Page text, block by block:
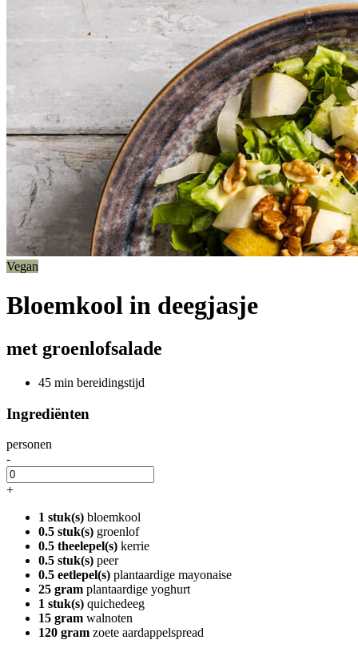
Vegan
Bloemkool in deegjasje
met groenlofsalade
45 min bereidingstijd
Ingrediënten
personen
-
+
1 stuk(s) bloemkool
0.5 stuk(s) groenlof
0.5 theelepel(s) kerrie
0.5 stuk(s) peer
0.5 eetlepel(s) plantaardige mayonaise
25 gram plantaardige yoghurt
1 stuk(s) quichedeeg
15 gram walnoten
120 gram zoete aardappelspread